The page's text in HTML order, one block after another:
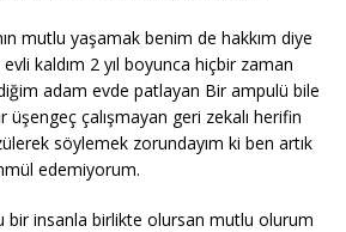
mutlu yaşamak benim de hakkım diye
kaldım 2 yıl boyunca hiçbir zaman
adam evde patlayan Bir ampulü bile
çalışmayan geri zekalı herifin
söylemek zorundayım ki ben artık
edemiyorum.
bir insanla birlikte olursan mutlu olurum